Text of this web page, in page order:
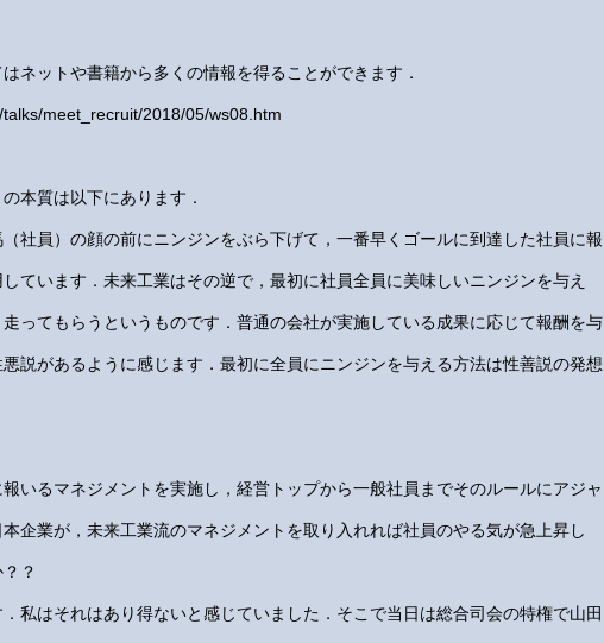
ネットや書籍から多くの情報を得ることができます．
meet_recruit/2018/05/ws08.htm
本質は以下にあります．
社員）の顔の前にニンジンをぶら下げて，一番早くゴールに到達した社員に報
ています．未来工業はその逆で，最初に社員全員に美味しいニンジンを与え
ってもらうというものです．普通の会社が実施している成果に応じて報酬を与
説があるように感じます．最初に全員にニンジンを与える方法は性善説の発想
いるマネジメントを実施し，経営トップから一般社員までそのルールにアジャ
企業が，未来工業流のマネジメントを取り入れれば社員のやる気が急上昇し
？
私はそれはあり得ないと感じていました．そこで当日は総合司会の特権で山田